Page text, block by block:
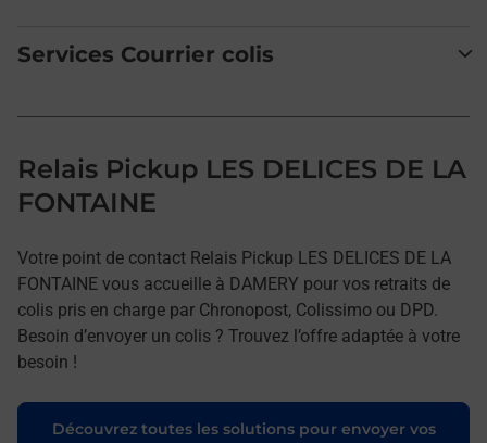
Services Courrier colis
Relais Pickup LES DELICES DE LA
FONTAINE
Votre point de contact Relais Pickup LES DELICES DE LA
FONTAINE vous accueille à DAMERY pour vos retraits de
colis pris en charge par Chronopost, Colissimo ou DPD.
Besoin d’envoyer un colis ? Trouvez l’offre adaptée à votre
besoin !
Découvrez toutes les solutions pour envoyer vos